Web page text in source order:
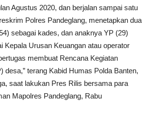
Agustus 2020, dan berjalan sampai satu
Polres Pandeglang, menetapkan dua
sebagai kades, dan anaknya YP (29)
Kepala Urusan Keuangan atau operator
membuat Rencana Kegiatan
desa,” terang Kabid Humas Polda Banten,
saat lakukan Pres Rilis bersama para
Mapolres Pandeglang, Rabu